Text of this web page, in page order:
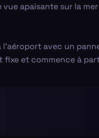
apaisante sur la
avec un
et commence à